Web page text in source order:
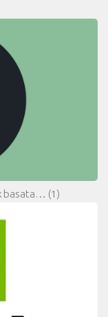
basata… (1)